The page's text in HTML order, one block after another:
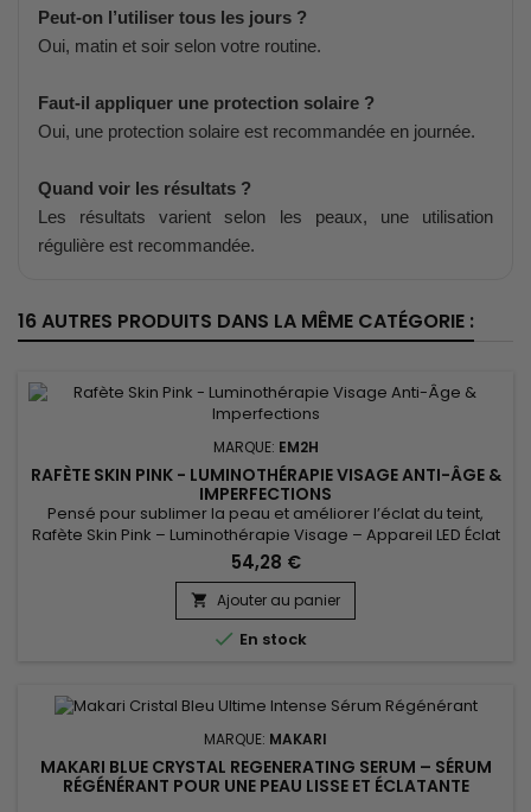
Peut-on l’utiliser tous les jours ?
Oui, matin et soir selon votre routine.
Faut-il appliquer une protection solaire ?
Oui, une protection solaire est recommandée en journée.
Quand voir les résultats ?
Les résultats varient selon les peaux, une utilisation
régulière est recommandée.
16 AUTRES PRODUITS DANS LA MÊME CATÉGORIE :
MARQUE: EM2H
RAFÈTE SKIN PINK - LUMINOTHÉRAPIE VISAGE ANTI-ÂGE &
IMPERFECTIONS
Pensé pour sublimer la peau et améliorer l’éclat du teint,
Rafète Skin Pink – Luminothérapie Visage – Appareil LED Éclat
& Teint Lumineux associe technologie LED et soin esthétique
non invasif. La luminothérapie stimule la microcirculation
cutanée, favorise le renouvellement cellulaire et aide à lisser
la texture de la peau. Utilisé régulièrement, ce...
54,28 €
 Ajouter au panier
 En stock
MARQUE: MAKARI
MAKARI BLUE CRYSTAL REGENERATING SERUM – SÉRUM
RÉGÉNÉRANT POUR UNE PEAU LISSE ET ÉCLATANTE